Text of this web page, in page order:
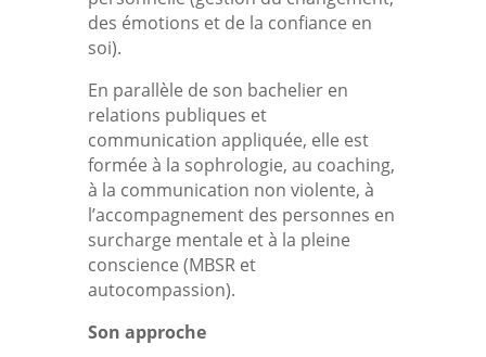
des émotions et de la confiance en
soi).
En parallèle de son bachelier en
relations publiques et
communication appliquée, elle est
formée à la sophrologie, au coaching,
à la communication non violente, à
l’accompagnement des personnes en
surcharge mentale et à la pleine
conscience (MBSR et
autocompassion).
Son approche